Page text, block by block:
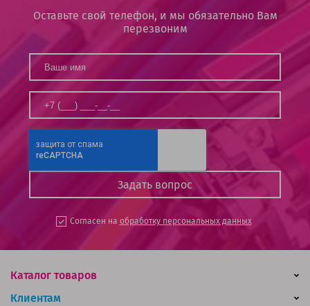
Оставьте свой телефон, и мы обязательно Вам
перезвоним
Согласен на обработку персональных данных
Каталог товаров
Клиентам